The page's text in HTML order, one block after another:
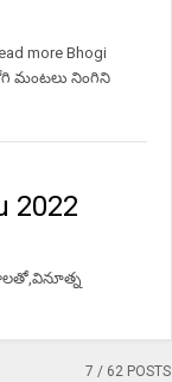
more Bhogi
మంటలు నింగిని
2022
7 / 62 POSTS